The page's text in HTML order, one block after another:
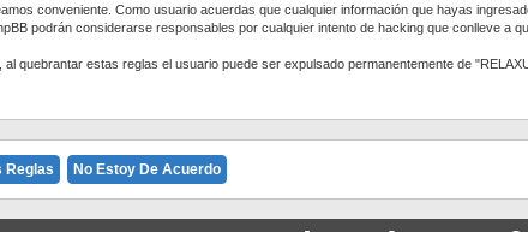
conveniente. Como usuario acuerdas que cualquier información que hayas
podrán considerarse responsables por cualquier intento de hacking que conlleve a
quebrantar estas reglas el usuario puede ser expulsado permanentemente de